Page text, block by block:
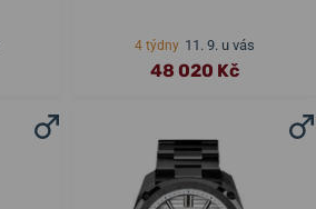
4 týdny 11. 9. u vás
48 020 Kč